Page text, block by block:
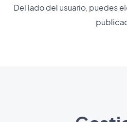
Del lado del usuario, puedes